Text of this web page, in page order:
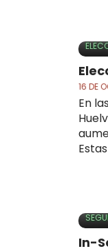
16 DE
En
In-